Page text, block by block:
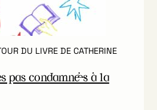
DU LIVRE DE CATHERINE
pas condamné·es à la